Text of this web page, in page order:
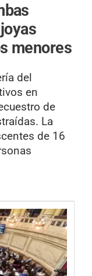
menores
del
en
de
La
de 16